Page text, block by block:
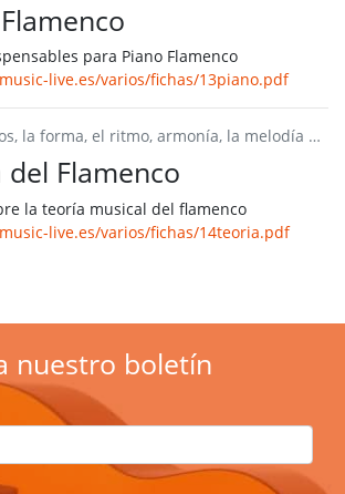
para Piano Flamenco
live.es/varios/fichas/13piano.pdf
la forma, el ritmo, armonía, la melodía …
del Flamenco
la teoría musical del flamenco
live.es/varios/fichas/14teoria.pdf
nuestro boletín